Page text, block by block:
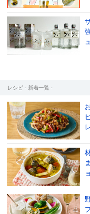
レシピ - 新着一覧 -